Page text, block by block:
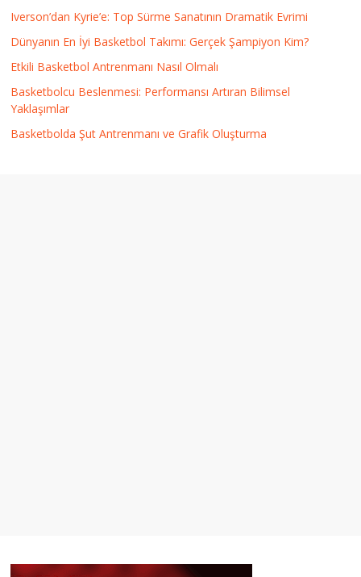
Iverson’dan Kyrie’e: Top Sürme Sanatının Dramatik Evrimi
Dünyanın En İyi Basketbol Takımı: Gerçek Şampiyon Kim?
Etkili Basketbol Antrenmanı Nasıl Olmalı
Basketbolcu Beslenmesi: Performansı Artıran Bilimsel
Yaklaşımlar
Basketbolda Şut Antrenmanı ve Grafik Oluşturma